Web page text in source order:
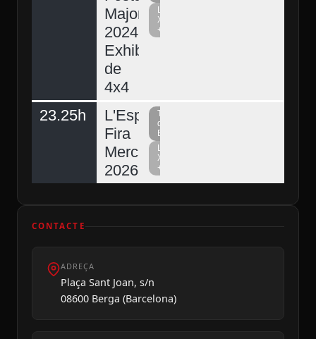
Major
2024.
Exhibició
de
4x4
La
Xarxa
+
23.25h
L'Espunyola,
Fira
Mercat
2026
Televisió
del
Berguedà
La
Xarxa
+
CONTACTE
ADREÇA
Plaça Sant Joan, s/n
08600 Berga (Barcelona)